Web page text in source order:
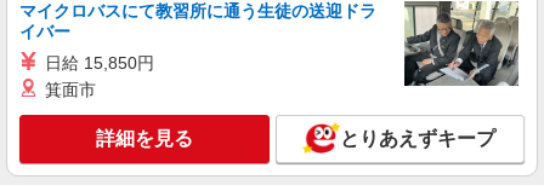
マイクロバスにて教習所に通う生徒の送迎ドラ
イバー
日給 15,850円
箕面市
詳細を見る とりあえずキープ